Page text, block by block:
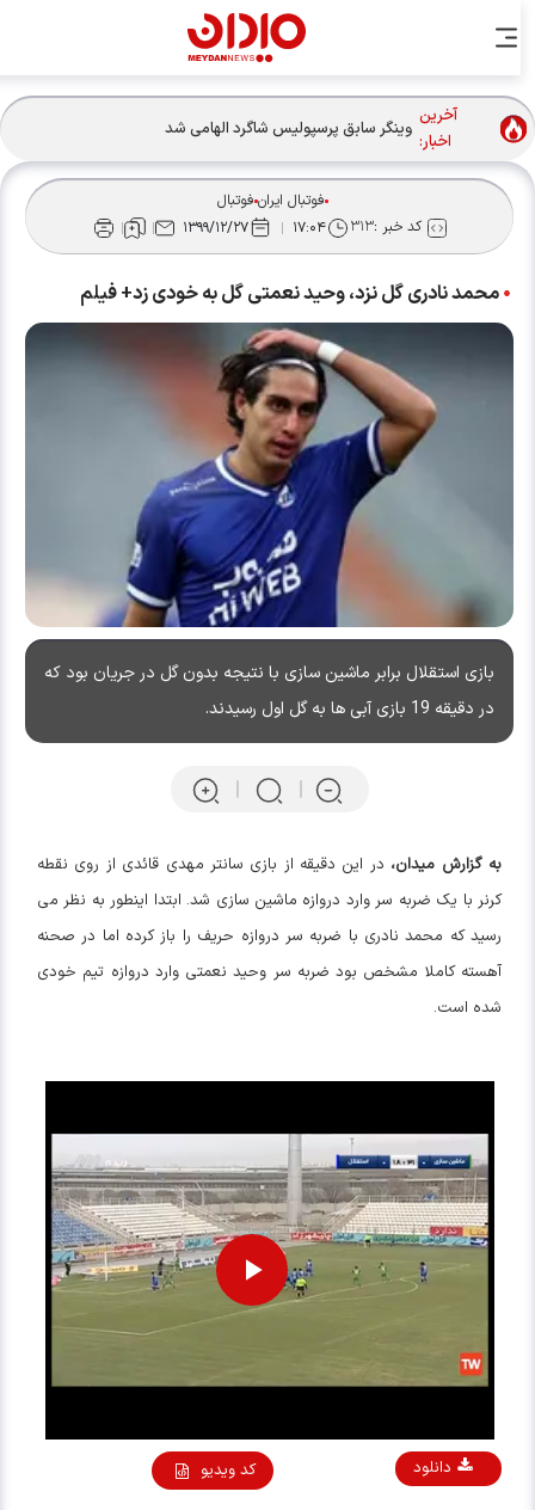
آخرین
اخبار:
وینگر سابق پرسپولیس شاگرد الهامی شد
فوتبال ایرانفوتبال
کد خبر :۳۱۳ ۱۷:۰۴ ۱۳۹۹/۱۲/۲۷
محمد نادری گل نزد، وحید نعمتی گل به خودی زد+ فیلم
بازی استقلال برابر ماشین سازی با نتیجه بدون گل در جریان بود که
در دقیقه 19 بازی آبی ها به گل اول رسیدند.
به گزارش میدان،در این دقیقه از بازی سانتر مهدی قائدی از روی نقطه
کرنر با یک ضربه سر وارد دروازه ماشین سازی شد. ابتدا اینطور به نظر می
رسید که محمد نادری با ضربه سر دروازه حریف را باز کرده اما در صحنه
آهسته کاملا مشخص بود ضربه سر وحید نعمتی وارد دروازه تیم خودی
شده است.
Play
کد ویدیو دانلود